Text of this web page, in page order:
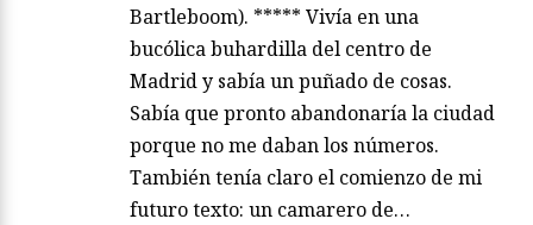
Bartleboom). ***** Vivía en una
bucólica buhardilla del centro de
Madrid y sabía un puñado de cosas.
Sabía que pronto abandonaría la ciudad
porque no me daban los números.
También tenía claro el comienzo de mi
futuro texto: un camarero de…